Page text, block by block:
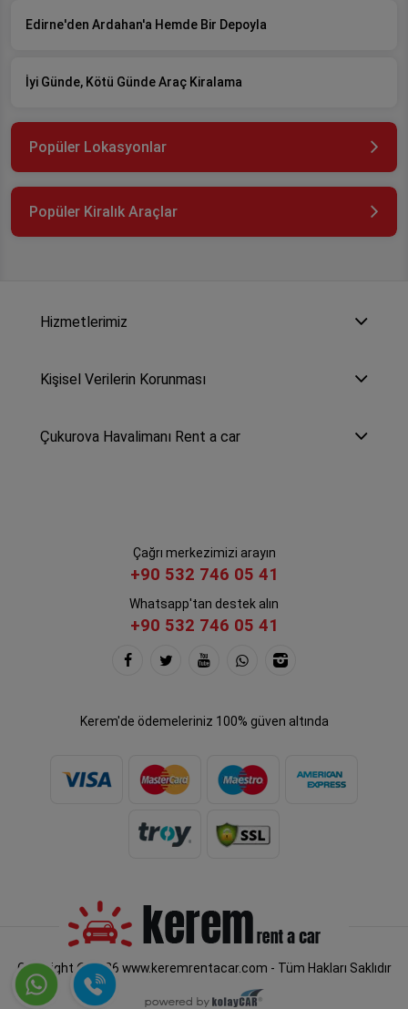
Edirne'den Ardahan'a Hemde Bir Depoyla
İyi Günde, Kötü Günde Araç Kiralama
Popüler Lokasyonlar
Popüler Kiralık Araçlar
Hizmetlerimiz
Kişisel Verilerin Korunması
Çukurova Havalimanı Rent a car
Çağrı merkezimizi arayın
+90 532 746 05 41
Whatsapp'tan destek alın
+90 532 746 05 41
Kerem'de ödemeleriniz 100% güven altında
Copyright © 2026 www.keremrentacar.com - Tüm Hakları Saklıdır